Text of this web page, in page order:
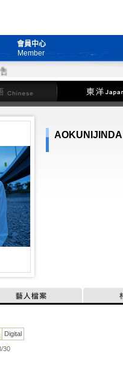
會員中心
Member
華語 東洋
藝人檔案
Digital
30